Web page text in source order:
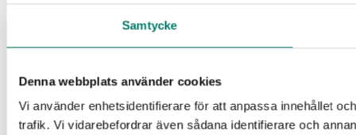
Samtycke
Denna webbplats använder cookies
Vi använder enhetsidentifierare för att anpassa innehållet
trafik. Vi vidarebefordrar även sådana identifierare och